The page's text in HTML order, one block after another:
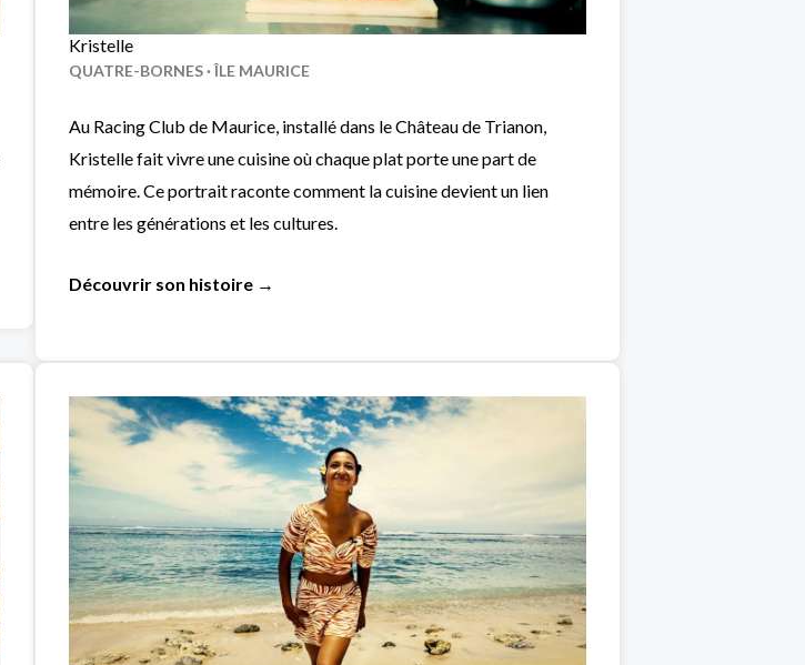
Kristelle
QUATRE-BORNES · ÎLE MAURICE
Au Racing Club de Maurice, installé dans le Château de Trianon,
Kristelle fait vivre une cuisine où chaque plat porte une part de
mémoire. Ce portrait raconte comment la cuisine devient un lien
entre les générations et les cultures.
Découvrir son histoire →